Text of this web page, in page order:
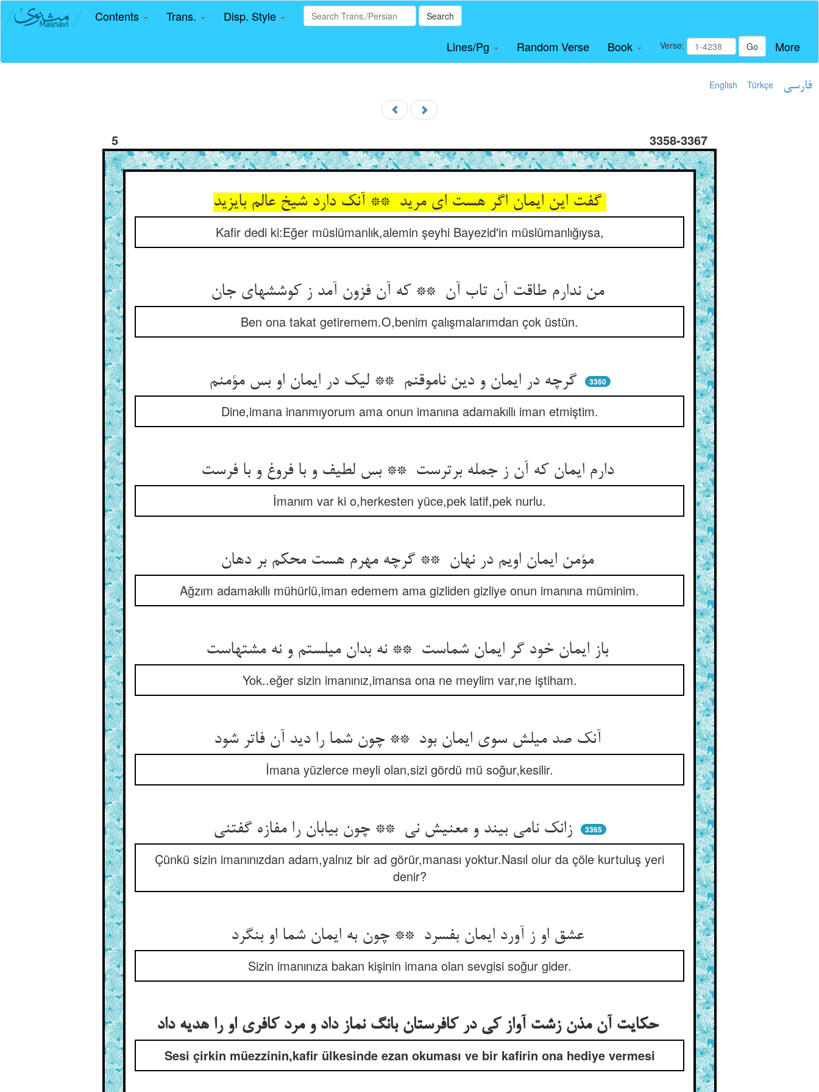
Contents Trans. Disp. Style Search
Lines/Pg Random Verse Book Verse: Go More
English Türkçe فارسی
5 3358-3367
گفت این ایمان اگر هست ای مرید ** آنک دارد شیخ عالم بایزید
Kafir dedi ki:Eğer müslümanlık,alemin şeyhi Bayezid'in müslümanlığıysa,
من ندارم طاقت آن تاب آن ** که آن فزون آمد ز کوششهای جان
Ben ona takat getiremem.O,benim çalışmalarımdan çok üstün.
گرچه در ایمان و دین ناموقنم ** لیک در ایمان او بس مؤمنم 3360
Dine,imana inanmıyorum ama onun imanına adamakıllı iman etmiştim.
دارم ایمان که آن ز جمله برترست ** بس لطیف و با فروغ و با فرست
İmanım var ki o,herkesten yüce,pek latif,pek nurlu.
مؤمن ایمان اویم در نهان ** گرچه مهرم هست محکم بر دهان
Ağzım adamakıllı mühürlü,iman edemem ama gizliden gizliye onun imanına müminim.
باز ایمان خود گر ایمان شماست ** نه بدان میلستم و نه مشتهاست
Yok..eğer sizin imanınız,imansa ona ne meylim var,ne iştiham.
İmana yüzlerce meyli olan,sizi gördü mü soğur,kesilir.
زانک نامی بیند و معنیش نی ** چون بیابان را مفازه گفتنی 3365
Çünkü sizin imanınızdan adam,yalnız bir ad görür,manası yoktur.Nasıl olur da çöle kurtuluş yeri
denir?
عشق او ز آورد ایمان بفسرد ** چون به ایمان شما او بنگرد
Sizin imanınıza bakan kişinin imana olan sevgisi soğur gider.
حکایت آن مذن زشت آواز کی در کافرستان بانگ نماز داد و مرد کافری او را هدیه داد
Sesi çirkin müezzinin,kafir ülkesinde ezan okuması ve bir kafirin ona hediye vermesi